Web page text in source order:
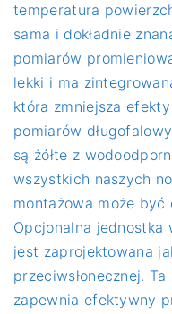
temperatura
sama i dokładnie
pomiarów
lekki i ma
która zmniejsza
pomiarów
są żółte z
wszystkich naszych
montażowa może
Opcjonalna jednostka
jest zaprojektowana
przeciwsłonecznej.
zapewnia efektywny